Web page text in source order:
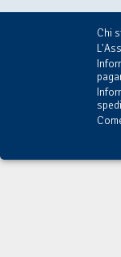
Chi